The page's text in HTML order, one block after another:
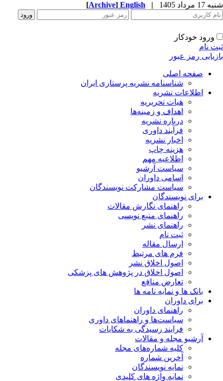
مرداد 1405 |
English
[Archive]
ورود خودکار
نام
رمز عبور
صفحه اصلی
شناسنامه نشریه پرستاری ایران
اطلاعات نشریه
هیات تحریریه
اهداف و زمینه‌ها
درباره نشریه
فرآیند داوری
اخبار نشریه
هزینه چاپ
اطلاعیه مهم
سیاست آرشیو
اسامی داوران
سیاست مشارکت نویسندگان
برای نویسندگان
راهنمای نگارش مقالات
راهنمای منبع نویسی
راهنمای نشر
ثبت نام
ارسال مقاله
فرم های مرتبط
اصول اخلاق نشر
اصول اخلاق در پژوهش های پزشکی
تعارض منافع
بانک ها و نمایه نامه ها
برای داوران
راهنمای داوران
سیاست‌ها و راهنماهای داوری
فرایند رسیدگی به شکایات
آرشیو مجله و مقالات
کلیه شماره‌های مجله
آخرین شماره
نمایه نویسندگان
نمایه واژه های کلیدی